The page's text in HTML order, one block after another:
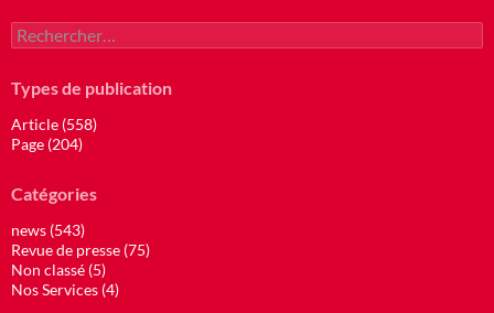
Rechercher :
Types de publication
Article (558)
Page (204)
Catégories
news (543)
Revue de presse (75)
Non classé (5)
Nos Services (4)